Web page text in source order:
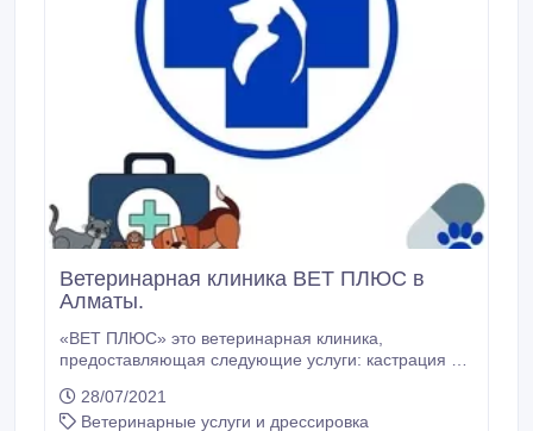
Ветеринарная клиника ВЕТ ПЛЮС в
Алматы.
«ВЕТ ПЛЮС» это ветеринарная клиника,
предоставляющая следующие услуги: кастрация и
от 6000 тенге, стерилизация кошки от 7000 тенге,
суки от 10 000 тенге); вакцинация (от 4000 тенге);
28/07/2021
Ветеринарные услуги и дрессировка